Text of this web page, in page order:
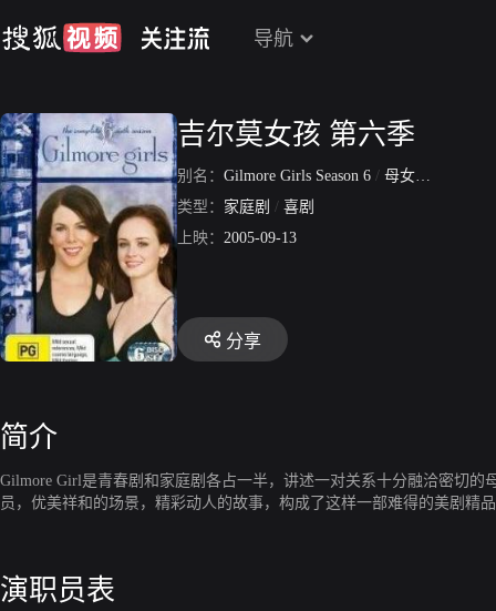
导航
吉尔莫女孩 第六季
别名： Gilmore Girls Season 6 / 母女情深 第六季
类型： 家庭剧 / 喜剧
上映： 2005-09-13
分享
简介
Gilmore Girl是青春剧和家庭剧各占一半，讲述一对关系十分融洽密切
员，优美祥和的场景，精彩动人的故事，构成了这样一部难得的美剧精
演职员表